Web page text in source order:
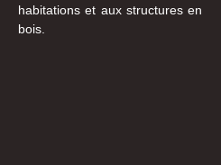
habitations et aux structures en
bois.